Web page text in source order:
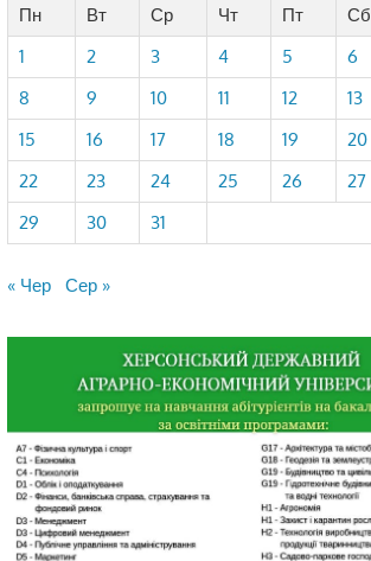
Пн
Вт Ср Чт Пт Сб
1
2 3 4 5 6
8
9 10 11 12 13
15
16 17 18 19 20
22
23 24 25 26 27
29
30 31
« Чер Сер »